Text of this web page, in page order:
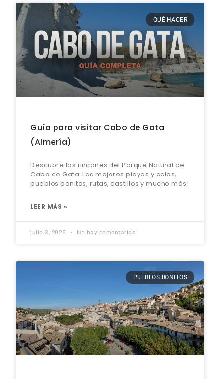
QUÉ HACER
Guía para visitar Cabo de Gata
(Almería)
Descubre los rincones del Parque Natural de
Cabo de Gata. Las mejores playas y calas,
pueblos bonitos, rutas, castillos y mucho más!
LEER MÁS »
julio 3, 2025 No hay comentarios
PUEBLOS BONITOS